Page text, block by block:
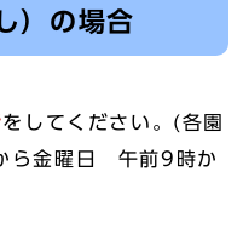
）の場合
をしてください。(各園
ら金曜日 午前9時か